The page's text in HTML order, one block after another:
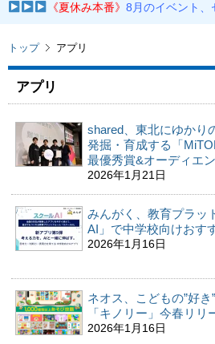
《夏休み本番》8月のイベント、
トップ アプリ
アプリ
shared、東北にゆかり
発掘・育成する「
最優秀賞&オーディエ
2026年1月21日
みんがく、教育プラッ
AI」で中学校向けおす
2026年1月16日
ネオス、こどもの”好
「キノリー」今春リ
2026年1月16日